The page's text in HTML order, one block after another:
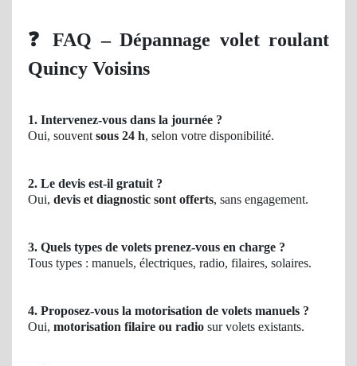
❓
FAQ – Dépannage volet roulant
Quincy Voisins
1. Intervenez-vous dans la journée ?
Oui, souvent sous 24 h, selon votre disponibilité.
2. Le devis est-il gratuit ?
Oui, devis et diagnostic sont offerts, sans engagement.
3. Quels types de volets prenez-vous en charge ?
Tous types : manuels, électriques, radio, filaires, solaires.
4. Proposez-vous la motorisation de volets manuels ?
Oui, motorisation filaire ou radio sur volets existants.